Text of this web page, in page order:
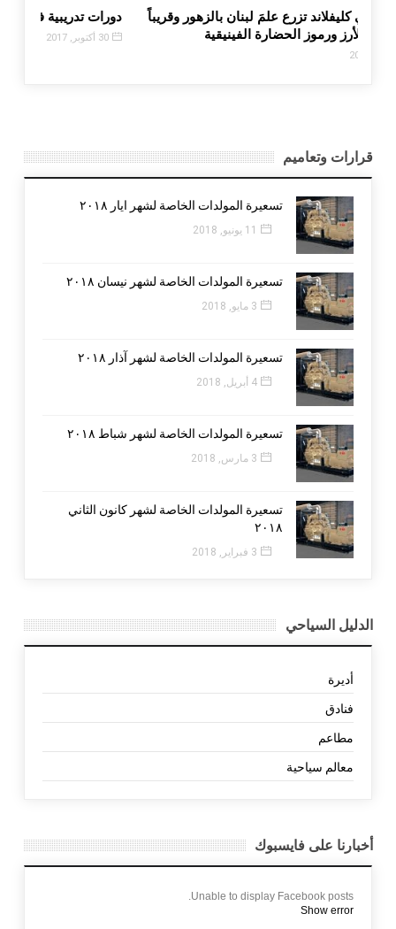
حديقة لبنان في كليفلاند تزرع علمَ لبنان بالزهور وقريباً
يزيّنها جبران والأرز ورموز الحضارة الفينيقية
قرارات وتعاميم
تسعيرة المولدات الخاصة لشهر ايار ٢٠١٨
11 يونيو, 2018
تسعيرة المولدات الخاصة لشهر نيسان ٢٠١٨
3 مايو, 2018
تسعيرة المولدات الخاصة لشهر آذار ٢٠١٨
4 أبريل, 2018
تسعيرة المولدات الخاصة لشهر شباط ٢٠١٨
3 مارس, 2018
تسعيرة المولدات الخاصة لشهر كانون الثاني
٢٠١٨
3 فبراير, 2018
الدليل السياحي
أديرة
فنادق
مطاعم
معالم سياحية
أخبارنا على فايسبوك
Unable to display Facebook posts.
Show error